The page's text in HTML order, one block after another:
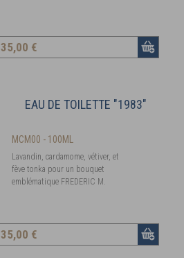
35,00 €
EAU DE TOILETTE "1983"
MCM00 - 100ML
Lavandin, cardamome, vétiver, et
fève tonka pour un bouquet
emblématique FREDERIC M.
35,00 €